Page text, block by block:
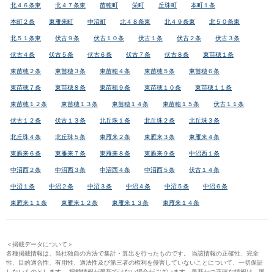
北４６条東 北４７条東 苗穂町 栄町 丘珠町 本町１条
本町２条 東雁来町 中沼町 北４８条東 北４９条東 北５０条東
北５１条東 伏古９条 伏古１０条 伏古１条 伏古２条 伏古３条
伏古４条 伏古５条 伏古６条 伏古７条 伏古８条 東苗穂１条
東苗穂２条 東苗穂３条 東苗穂４条 東苗穂５条 東苗穂６条
東苗穂７条 東苗穂８条 東苗穂９条 東苗穂１０条 東苗穂１１条
東苗穂１２条 東苗穂１３条 東苗穂１４条 東苗穂１５条 伏古１１条
伏古１２条 伏古１３条 北丘珠１条 北丘珠２条 北丘珠３条
北丘珠４条 北丘珠５条 東雁来２条 東雁来３条 東雁来４条
東雁来６条 東雁来７条 東雁来８条 東雁来９条 中沼西１条
中沼西２条 中沼西３条 中沼西４条 中沼西５条 伏古１４条
中沼１条 中沼２条 中沼３条 中沼４条 中沼５条 中沼６条
東雁来１１条 東雁来１２条 東雁来１３条 東雁来１４条
＜掲載データについて＞
各種掲載情報は、当社独自の方法で集計・算出を行ったものです。 当該情報の正確性、完全
性、目的適合性、有用性、適法性及び第三者の権利を侵害していないことについて、一切保証